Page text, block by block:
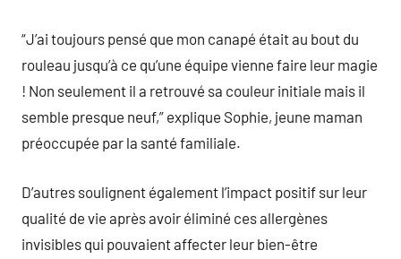
“J’ai toujours pensé que mon canapé était au bout du
rouleau jusqu’à ce qu’une équipe vienne faire leur magie
! Non seulement il a retrouvé sa couleur initiale mais il
semble presque neuf,” explique Sophie, jeune maman
préoccupée par la santé familiale.
D’autres soulignent également l’impact positif sur leur
qualité de vie après avoir éliminé ces allergènes
invisibles qui pouvaient affecter leur bien-être